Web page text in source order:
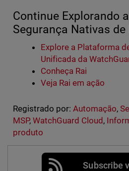
Continue Explorando
Segurança Nativas de
Explore a Plataforma
Unificada da
Conheça Rai
Veja Rai em ação
Registrado por: Automação,
MSP, WatchGuard Cloud,
produto
Subscribe